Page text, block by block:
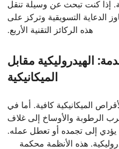
إذا كنت تبحث عن وسيلة تنقل
الدعاية التسويقية وتركز على
هذه الركائز التقنية الأربع.
الهيدروليكية مقابل
الميكانيكية
الميكانيكية كافية. أما في
الرطوبة والأوساخ إلى غلاف
يؤدي إلى تجمده أو تعطل عمله.
هذه الأنظمة محكمة